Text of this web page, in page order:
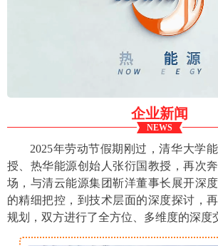
企业新闻
NEWS
2025年劳动节假期刚过，清华大学
授、热华能源创始人张衍国教授，再次
场，与清云能源集团靳洋董事长展开深
的精细把控，到技术层面的深度探讨，
规划，双方进行了全方位、多维度的深度